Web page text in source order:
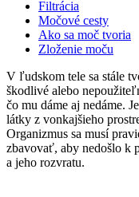
Filtrácia
Močové cesty
Ako sa moč tvoria
Zloženie moču
V ľudskom tele sa stále
škodlivé alebo
čo mu dáme aj nedáme.
látky z vonkajšieho
Organizmus sa musí
zbavovať, aby nedošlo k
a jeho rozvratu.